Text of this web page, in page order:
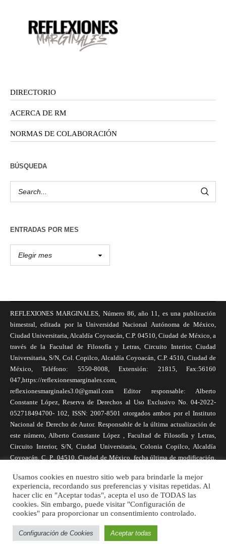
DIRECTORIO
ACERCA DE RM
NORMAS DE COLABORACIÓN
BÚSQUEDA
ENTRADAS POR MES
REFLEXIONES MARGINALES, Número 86, año 11, es una publicación
bimestral, editada por la Universidad Nacional Autónoma de México,
Ciudad Universitaria, Alcaldía Coyoacán, C.P. 04510, Ciudad de México, a
través de la Facultad de Filosofía y Letras, Circuito Interior, Ciudad
Universitaria, S/N, Col. Copilco, Alcaldía Coyoacán, C.P. 4510, Ciudad de
México, Teléfono: 5550-8008, Extensión: 21815, Fax:56160
047,https://reflexionesmarginales.com,
reflexionesmarginales3.0@gmail.com Editor responsable: Alberto
Constante López, Reserva de Derechos al Uso Exclusivo No. 04-2022-
052718494700- 102, ISSN: 2007-8501 otorgados ambos por el Instituto
Nacional de Derecho de Autor. Responsable de la última actualización de
este número, Alberto Constante López , Facultad de Filosofía y Letras,
Circuito Interior, S/N, Ciudad Universitaria, Colonia Copilco, Alcaldía
Coyoacán, C. P., 04510, Ciudad de México, fecha última de modificación,
necesariamente reflejan la postura de la revista, ni de Universidad Nacional
Autónoma de México. Los autores son responsables de los contenidos de
sus artículos. Se autoriza la reproducción total o parcial de los textos aquí
publicados siempre y cuando se cite la fuente completa y la dirección
electrónica de la publicación.
Usamos cookies en nuestro sitio web para brindarle la mejor
experiencia, recordando sus preferencias y visitas repetidas. Al
hacer clic en "Aceptar todas", acepta el uso de TODAS las
cookies. Sin embargo, puede visitar "Configuración de
cookies" para proporcionar un consentimiento controlado.
Configuración de Cookies Aceptar todas